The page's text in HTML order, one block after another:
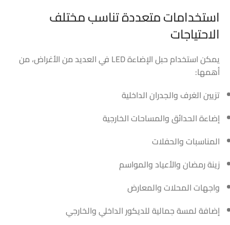
استخدامات متعددة تناسب مختلف
الاحتياجات
يمكن استخدام حبل الإضاءة LED في العديد من الأغراض، من
أهمها:
تزيين الغرف والجدران الداخلية
إضاءة الحدائق والمساحات الخارجية
المناسبات والحفلات
زينة رمضان والأعياد والمواسم
واجهات المحلات والمعارض
إضافة لمسة جمالية للديكور الداخلي والخارجي